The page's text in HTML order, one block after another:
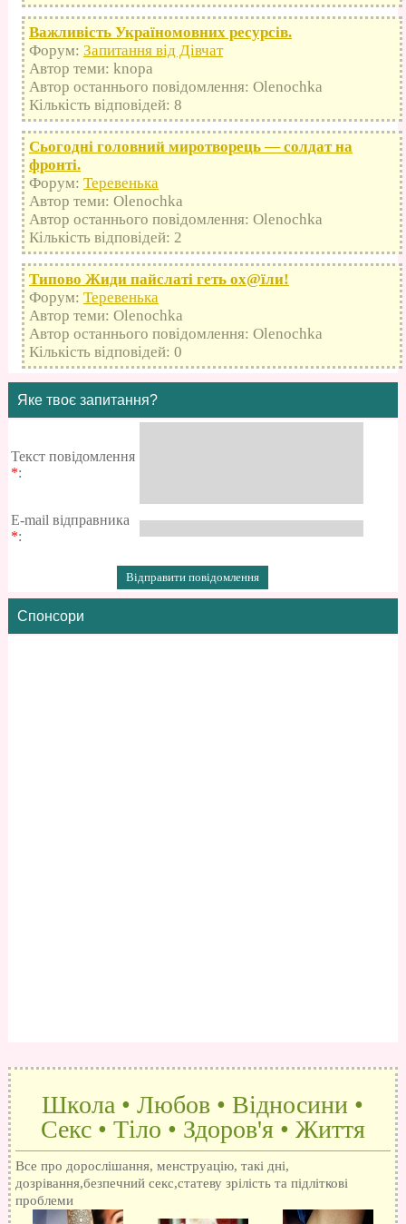
Важливість Україномовних ресурсів.
Форум: Запитання від Дівчат
Автор теми: knopa
Автор останнього повідомлення: Olenochka
Кількість відповідей: 8
Сьогодні головний миротворець — солдат на
фронті.
Форум: Теревенька
Автор теми: Olenochka
Автор останнього повідомлення: Olenochka
Кількість відповідей: 2
Типово Жиди пайслаті геть оx@їли!
Форум: Теревенька
Автор теми: Olenochka
Автор останнього повідомлення: Olenochka
Кількість відповідей: 0
Яке твоє запитання?
Текст повідомлення
*:
E-mail відправника
*:
Спонсори
Школа • Любов • Відносини •
Секс • Тіло • Здоров'я • Життя
Все про дорослішання, менструацію, такі дні,
дозрівання,безпечний секс,статеву зрілість та підліткові
проблеми